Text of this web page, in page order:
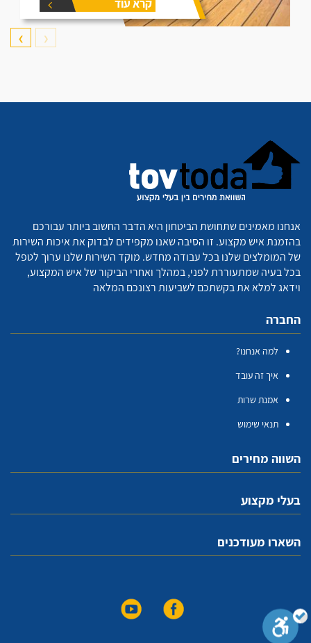
❮
❯
אנחנו מאמינים שתחושת הביטחון היא הדבר החשוב ביותר עבורכם
בהזמנת איש מקצוע. זו הסיבה שאנו מקפידים לבדוק את איכות השירות
של המומלצים שלנו בכל עבודה מחדש. מוקד השירות שלנו ערוך לטפל
בכל בעיה שמתעוררת לפני, במהלך ואחרי הביקור של איש המקצוע,
וידאג למלא את בקשתכם לשביעות רצונכם המלאה
החברה
למה אנחנו?
איך זה עובד
אמנת שרות
תנאי שימוש
השווה מחירים
בעלי מקצוע
השארו מעודכנים